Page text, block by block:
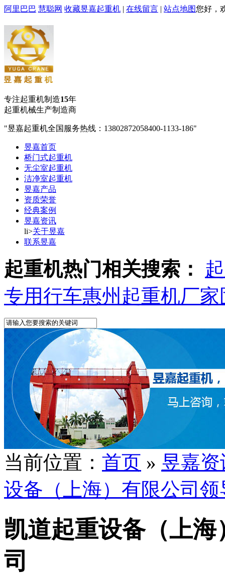
阿里巴巴 慧聪网 收藏昱嘉起重机 | 在线留言 | 站点地图您好，
专注起重机制造15年
起重机械生产制造商
昱嘉起重机全国服务热线：13802872058400-1133-186
昱嘉首页
桥门式起重机
无尘室起重机
洁净室起重机
昱嘉产品
资质荣誉
经典案例
昱嘉资讯
li>关于昱嘉
联系昱嘉
起重机热门相关搜索：
专用行车惠州起重机厂家
当前位置： 首页 » 昱嘉资
设备（上海）有限公司
凯道起重设备（上
司